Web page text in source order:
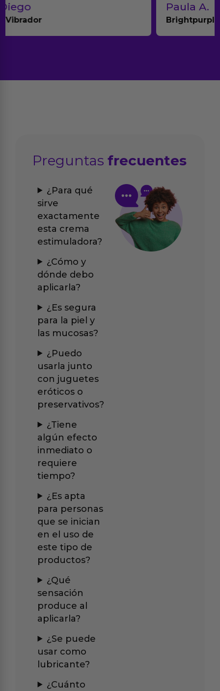
Paula A.
Brightpurple Vibrador y Rotador
Preguntasfrecuentes
¿Para qué
sirve
exactamente
esta crema
estimuladora?
¿Cómo y
dónde debo
aplicarla?
¿Es segura
para la piel y
las mucosas?
¿Puedo
usarla junto
con juguetes
eróticos o
preservativos?
¿Tiene
algún efecto
inmediato o
requiere
tiempo?
¿Es apta
para personas
que se inician
en el uso de
este tipo de
productos?
¿Qué
sensación
produce al
aplicarla?
¿Se puede
usar como
lubricante?
¿Cuánto